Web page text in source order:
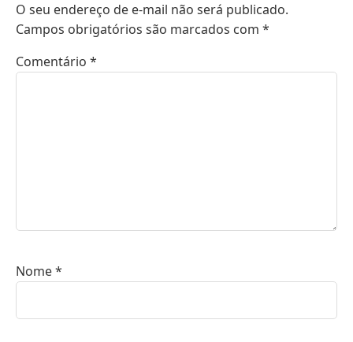
O seu endereço de e-mail não será publicado.
Campos obrigatórios são marcados com *
Comentário *
Nome*